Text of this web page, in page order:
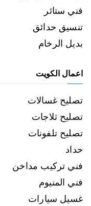
فني ستائر
تنسيق حدائق
بديل الرخام
اعمال الكويت
تصليح غسالات
تصليح ثلاجات
تصليح تلفونات
حداد
فني تركيب مداخن
فني المنيوم
غسيل سيارات